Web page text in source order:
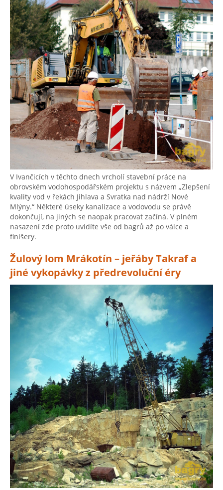
V Ivančicích v těchto dnech vrcholí stavební práce na
obrovském vodohospodářském projektu s názvem „Zlepšení
kvality vod v řekách Jihlava a Svratka nad nádrží Nové
Mlýny.“ Některé úseky kanalizace a vodovodu se právě
dokončují, na jiných se naopak pracovat začíná. V plném
nasazení zde proto uvidíte vše od bagrů až po válce a
finišery.
Žulový lom Mrákotín – jeřáby Takraf a
jiné vykopávky z předrevoluční éry